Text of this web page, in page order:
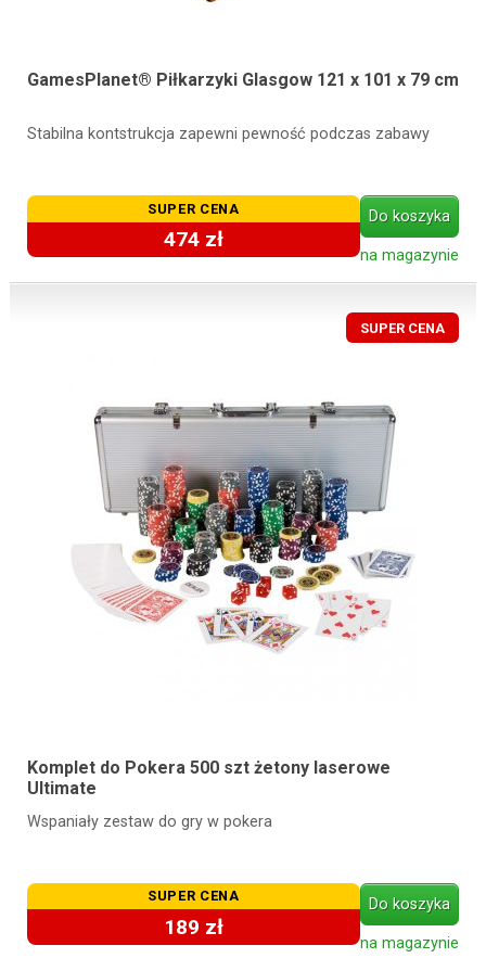
GamesPlanet® Piłkarzyki Glasgow 121 x 101 x 79 cm
Stabilna kontstrukcja zapewni pewność podczas zabawy
SUPER CENA
474 zł
Do koszyka
na magazynie
SUPER CENA
Komplet do Pokera 500 szt żetony laserowe
Ultimate
Wspaniały zestaw do gry w pokera
SUPER CENA
189 zł
Do koszyka
na magazynie